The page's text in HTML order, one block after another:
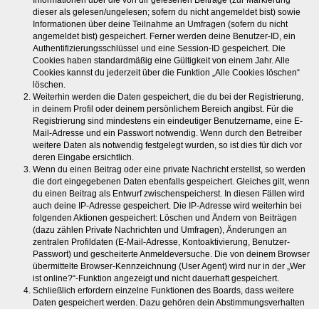
dieser als gelesen/ungelesen; sofern du nicht angemeldet bist) sowie
Informationen über deine Teilnahme an Umfragen (sofern du nicht
angemeldet bist) gespeichert. Ferner werden deine Benutzer-ID, ein
Authentifizierungsschlüssel und eine Session-ID gespeichert. Die
Cookies haben standardmäßig eine Gültigkeit von einem Jahr. Alle
Cookies kannst du jederzeit über die Funktion „Alle Cookies löschen“
löschen.
Weiterhin werden die Daten gespeichert, die du bei der Registrierung,
in deinem Profil oder deinem persönlichem Bereich angibst. Für die
Registrierung sind mindestens ein eindeutiger Benutzername, eine E-
Mail-Adresse und ein Passwort notwendig. Wenn durch den Betreiber
weitere Daten als notwendig festgelegt wurden, so ist dies für dich vor
deren Eingabe ersichtlich.
Wenn du einen Beitrag oder eine private Nachricht erstellst, so werden
die dort eingegebenen Daten ebenfalls gespeichert. Gleiches gilt, wenn
du einen Beitrag als Entwurf zwischenspeicherst. In diesen Fällen wird
auch deine IP-Adresse gespeichert. Die IP-Adresse wird weiterhin bei
folgenden Aktionen gespeichert: Löschen und Ändern von Beiträgen
(dazu zählen Private Nachrichten und Umfragen), Änderungen an
zentralen Profildaten (E-Mail-Adresse, Kontoaktivierung, Benutzer-
Passwort) und gescheiterte Anmeldeversuche. Die von deinem Browser
übermittelte Browser-Kennzeichnung (User Agent) wird nur in der „Wer
ist online?“-Funktion angezeigt und nicht dauerhaft gespeichert.
Schließlich erfordern einzelne Funktionen des Boards, dass weitere
Daten gespeichert werden. Dazu gehören dein Abstimmungsverhalten